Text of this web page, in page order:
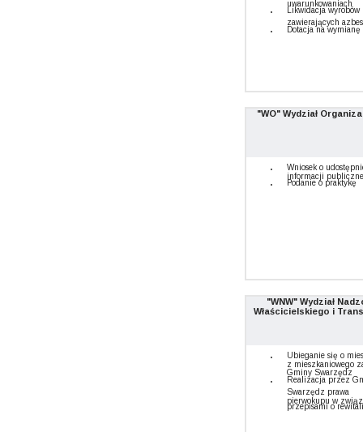
uwarunkowaniach
Likwidacja wyrobów
zawierających
Dotacja na wymianę
"WO" Wydział
Wniosek o
informacji
Podanie o praktykę
"WNW" Wydział
Właścicielskiego i
Ubieganie się o
z mieszkaniowego
Gminy Swarzędz
Realizacja przez
Swarzędz prawa
pierwokupu w
przepisami o